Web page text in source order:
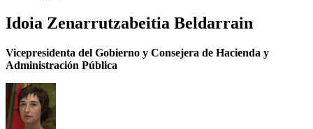
Idoia Zenarrutzabeitia Beldarrain
Vicepresidenta del Gobierno y Consejera de Hacienda y
Administración Pública